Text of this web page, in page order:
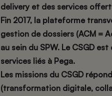
delivery et des services
Fin 2017, la plateforme
gestion de dossiers (ACM =
au sein du SPW. Le CSGD
services liés à Pega.
Les missions du CSGD
(transformation digitale,